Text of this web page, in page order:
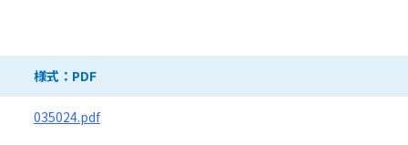
様式：PDF
035024.pdf